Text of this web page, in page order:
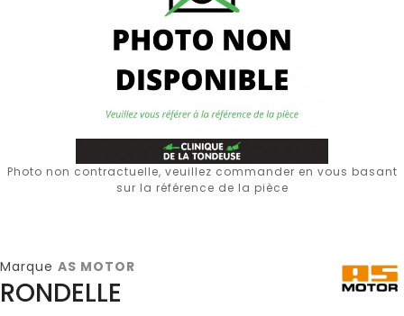
Photo non contractuelle, veuillez commander en vous basant
sur la référence de la pièce
Marque AS MOTOR
RONDELLE